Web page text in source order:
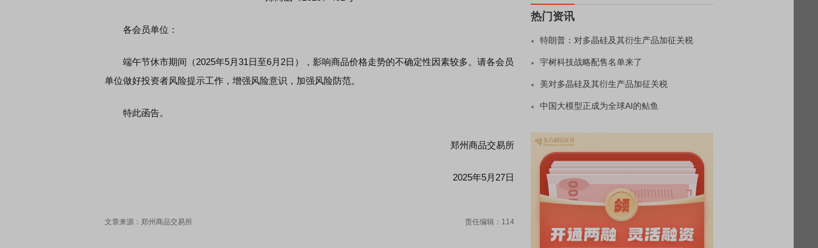
各会员单位：
端午节休市期间（2025年5月31日至6月2日），影响商品价格走势的不确定性因素较多。请各会员
单位做好投资者风险提示工作，增强风险意识，加强风险防范。
特此函告。
郑州商品交易所
2025年5月27日
文章来源：郑州商品交易所 责任编辑：114
热门资讯
特朗普：对多晶硅及其衍生产品加征关税
宇树科技战略配售名单来了
美对多晶硅及其衍生产品加征关税
中国大模型正成为全球AI的鲇鱼